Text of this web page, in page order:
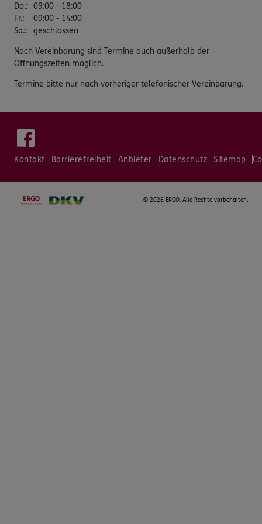
Do.: 09:00 - 18:00
Fr.:
09:00 - 14:00
Sa.: geschlossen
Nach Vereinbarung sind Termine auch außerhalb der
Öffnungszeiten möglich.
Termine bitte nur nach vorheriger telefonischer Vereinbarung.
Kontakt Barrierefreiheit Anbieter Datenschutz Sitemap
© 2026 ERGO. Alle Rechte vorbehalten.